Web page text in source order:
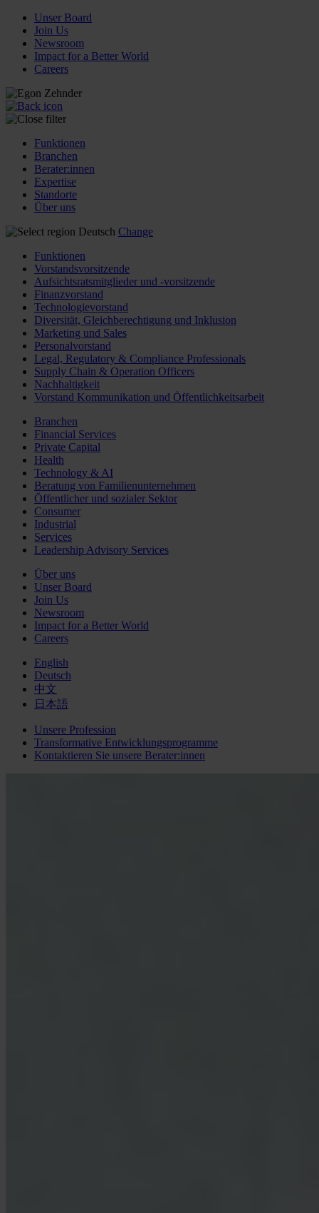
Unser Board
Join Us
Newsroom
Impact for a Better World
Careers
Funktionen
Branchen
Berater:innen
Expertise
Standorte
Über uns
Deutsch Change
Funktionen
Vorstandsvorsitzende
Aufsichtsratsmitglieder und -vorsitzende
Finanzvorstand
Technologievorstand
Diversität, Gleichberechtigung und Inklusion
Marketing und Sales
Personalvorstand
Legal, Regulatory & Compliance Professionals
Supply Chain & Operation Officers
Nachhaltigkeit
Vorstand Kommunikation und Öffentlichkeitsarbeit
Branchen
Financial Services
Private Capital
Health
Technology & AI
Beratung von Familienunternehmen
Öffentlicher und sozialer Sektor
Consumer
Industrial
Services
Leadership Advisory Services
Über uns
Unser Board
Join Us
Newsroom
Impact for a Better World
Careers
English
Deutsch
中文
日本語
Unsere Profession
Transformative Entwicklungsprogramme
Kontaktieren Sie unsere Berater:innen